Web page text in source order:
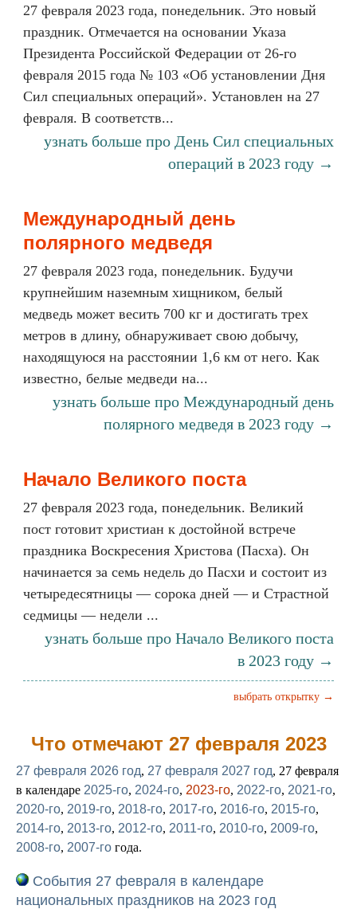
27 февраля 2023 года, понедельник. Это новый
праздник. Отмечается на основании Указа
Президента Российской Федерации от 26-го
февраля 2015 года № 103 «Об установлении Дня
Сил специальных операций». Установлен на 27
февраля. В соответств...
узнать больше про День Сил специальных
операций в 2023 году →
Международный день
полярного медведя
27 февраля 2023 года, понедельник. Будучи
крупнейшим наземным хищником, белый
медведь может весить 700 кг и достигать трех
метров в длину, обнаруживает свою добычу,
находящуюся на расстоянии 1,6 км от него. Как
известно, белые медведи на...
узнать больше про Международный день
полярного медведя в 2023 году →
Начало Великого поста
27 февраля 2023 года, понедельник. Великий
пост готовит христиан к достойной встрече
праздника Воскресения Христова (Пасха). Он
начинается за семь недель до Пасхи и состоит из
четыредесятницы — сорока дней — и Страстной
седмицы — недели ...
узнать больше про Начало Великого поста
в 2023 году →
выбрать открытку →
Что отмечают 27 февраля 2023
27 февраля 2026 год, 27 февраля 2027 год, 27 февраля
в календаре 2025-го, 2024-го, 2023-го, 2022-го, 2021-го,
2020-го, 2019-го, 2018-го, 2017-го, 2016-го, 2015-го,
2014-го, 2013-го, 2012-го, 2011-го, 2010-го, 2009-го,
2008-го, 2007-го года.
События 27 февраля в календаре
национальных праздников на 2023 год